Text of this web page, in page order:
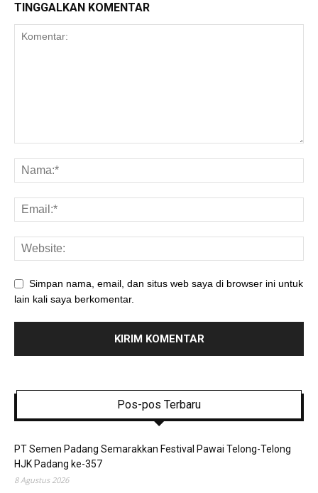
TINGGALKAN KOMENTAR
Simpan nama, email, dan situs web saya di browser ini untuk
lain kali saya berkomentar.
Pos-pos Terbaru
PT Semen Padang Semarakkan Festival Pawai Telong-Telong
HJK Padang ke-357
8 Agustus 2026